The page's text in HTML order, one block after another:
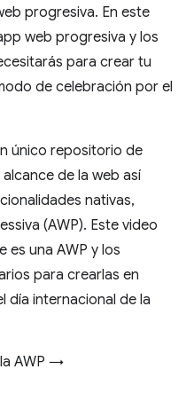
progresiva. En este
web progresiva y los
para crear tu
de celebración por el
único repositorio de
de la web así
nativas,
(AWP). Este video
es una AWP y los
para crearlas en
día internacional de la
AWP →